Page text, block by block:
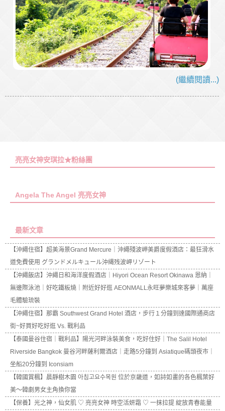
(繼續閱讀...)
亮亮女神安琪拉★粉絲團
Angela The Angel 亮亮女神
最新文章
【沖繩住宿】超美海景Grand Mercure｜沖繩殘波岬美爵度假酒店：最狂滑水
道免費使用 グランドメルキュール沖縄残波岬リゾート
【沖繩飯店】沖繩日和海洋度假酒店｜Hiyori Ocean Resort Okinawa 恩納｜
無邊際泳池｜好吃鐵板燒｜附近好好逛 AEONMALL永旺夢樂城來客夢｜萬座
毛體驗琉裝
【沖繩住宿】那霸 Southwest Grand Hotel 酒店，步行１分鐘到達國際通商店
街~好買好吃好逛 Vs. 戰利品
【泰國曼谷住宿｜戰利品】陽光河畔泳裝美食，吃好住好｜The Salil Hotel
Riverside Bangkok 曼谷河畔薩利爾酒店｜走路5分鐘到 Asiatique碼頭夜市｜
坐船20分鐘到 Iconsiam
【韓國賞楓】晨靜樹木園 아침고요수목원 位於京畿道，如詩如畫的各色楓葉好
美～韓劇男女主角換你當
【保養】光之神，仙女肌 ♡ 亮亮女神 時空活妍霜 ♡ 一抹拉提 綻放青春能量